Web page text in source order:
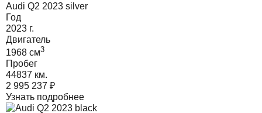
Audi Q2 2023 silver
Год
2023 г.
Двигатель
1968 cм3
Пробег
44837 км.
2 995 237 ₽
Узнать подробнее